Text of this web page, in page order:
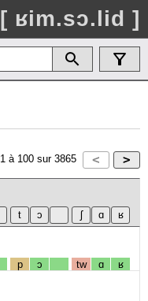
[ ʁim.sɔ.lid ]
1 à 100 sur 3865
p ɔ tw ɑ ʁ